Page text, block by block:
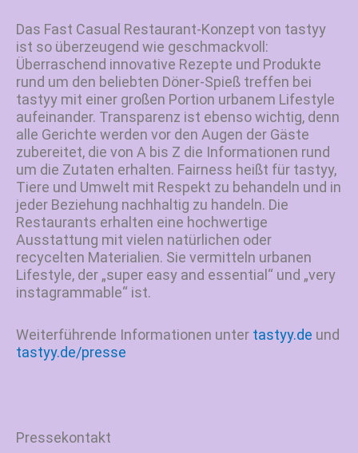
Das Fast Casual Restaurant-Konzept von tastyy
ist so überzeugend wie geschmackvoll:
Überraschend innovative Rezepte und Produkte
rund um den beliebten Döner-Spieß treffen bei
tastyy mit einer großen Portion urbanem Lifestyle
aufeinander. Transparenz ist ebenso wichtig, denn
alle Gerichte werden vor den Augen der Gäste
zubereitet, die von A bis Z die Informationen rund
um die Zutaten erhalten. Fairness heißt für tastyy,
Tiere und Umwelt mit Respekt zu behandeln und in
jeder Beziehung nachhaltig zu handeln. Die
Restaurants erhalten eine hochwertige
Ausstattung mit vielen natürlichen oder
recycelten Materialien. Sie vermitteln urbanen
Lifestyle, der „super easy and essential“ und „very
instagrammable“ ist.
Weiterführende Informationen unter tastyy.de und
tastyy.de/presse
Pressekontakt